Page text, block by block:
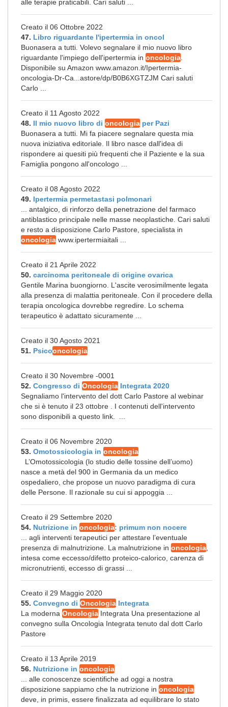
alle terapie praticabili. Cari saluti ...
Creato il 06 Ottobre 2022
47. Libro riguardante l'ipertermia in oncol
Buonasera a tutti. Volevo segnalare il mio nuovo libro
riguardante l'impiego dell'ipertermia in oncologia
Disponibile su Amazon www.amazon.it/Ipertermia-
oncologia-Dr-Ca...astore/dp/B0B6XGTZJM Cari saluti
Carlo ...
Creato il 11 Agosto 2022
48. Il mio nuovo libro di oncologia per Pazi
Buonasera a tutti. Mi fa piacere segnalare questa mia
nuova iniziativa editoriale. Il libro nasce dall'idea di
rispondere ai quesiti più frequenti che il Paziente e la sua
Famiglia pongono all'oncologo ...
Creato il 08 Agosto 2022
49. Ipertermia permetastasi polmonari
... antalgico, di rinforzo della penetrazione del farmaco
antiblastico principale nelle masse neoplastiche. Cari saluti
e resto a disposizione Carlo Pastore, specialista in
oncologia www.ipertermiaitali ...
Creato il 21 Aprile 2022
50. carcinoma peritoneale di origine ovarica
Gentile Marina buongiorno. L'ascite verosimilmente legata
alla presenza di malattia peritoneale. Con il procedere della
terapia oncologica dovrebbe regredire. Lo schema
terapeutico è adattato sicuramente ...
Creato il 30 Agosto 2021
51. Psicooncologia
Creato il 30 Novembre -0001
52. Congresso di Oncologia Integrata 2020
Segnaliamo l'intervento del dott Carlo Pastore al webinar
che si è tenuto il 23 ottobre . I contenuti dell'intervento
sono disponibili a questo link. ...
Creato il 06 Novembre 2020
53. Omotossicologia in oncologia
L’Omotossicologia (lo studio delle tossine dell’uomo)
nasce a metà del 900 in Germania da un medico
ospedaliero, che propose un nuovo paradigma di cura
delle Persone. Il razionale su cui si appoggia ...
Creato il 29 Settembre 2020
54. Nutrizione in oncologia: primum non nocere
... agli interventi terapeutici per attestare l’eventuale
presenza di malnutrizione. La malnutrizione in oncologia
intesa come eccesso/difetto proteico-calorico, carenza di
micronutrienti, eccesso di grassi ...
Creato il 29 Maggio 2020
55. Convegno di Oncologia Integrata
La moderna Oncologia Integrata Una presentazione al
convegno sulla Oncologia Integrata tenuto dal dott Carlo
Pastore
Creato il 13 Aprile 2019
56. Nutrizione in oncologia
... alle conoscenze scientifiche ad oggi a nostra
disposizione sappiamo che la nutrizione in oncologia
deve, in primis, essere finalizzata ad equilibrare lo stato